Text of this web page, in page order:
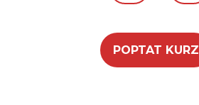
POPTAT KURZ